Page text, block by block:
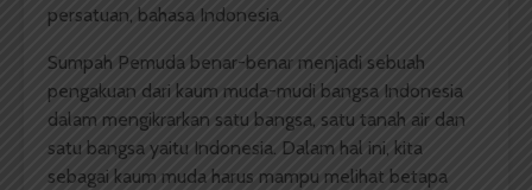
persatuan, bahasa Indonesia.
Sumpah Pemuda benar-benar menjadi sebuah
pengakuan dari kaum muda-mudi bangsa Indonesia
dalam mengikrarkan satu bangsa, satu tanah air dan
satu bangsa yaitu Indonesia. Dalam hal ini, kita
sebagai kaum muda harus mampu melihat betapa